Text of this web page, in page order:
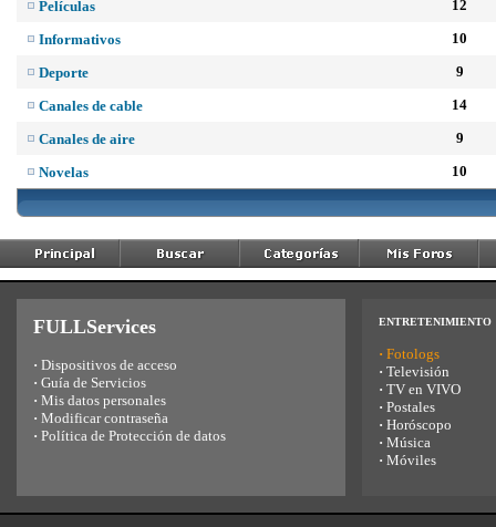
Películas 12
Informativos 10
Deporte 9
Canales de cable 14
Canales de aire 9
Novelas 10
FULLServices
· Dispositivos de acceso
· Guía de Servicios
· Mis datos personales
· Modificar contraseña
· Política de Protección de datos
ENTRETENIMIENTO
· Fotologs
· Televisión
· TV en VIVO
· Postales
· Horóscopo
· Música
· Móviles